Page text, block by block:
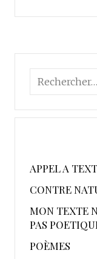
APPEL A
CONTRE
MON TEXTE
PAS
POÈMES